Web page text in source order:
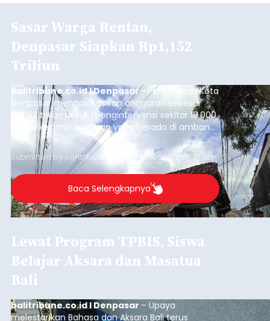
Sasar Warga Rentan,
Denpasar Siapkan Rp1,152
Triliun
balitribune.co.id I Denpasar - Pemerintah Kota
Denpasar mengalokasikan anggaran sebesar
Rp1,152 triliun untuk mengintervensi sekitar 18.000
warga kelompok rentan yang berada di ambang
garis kemiskinan. Langkah strategis ini diambil
guna menjaga masyarakat yang berada pada
kelompok desil 5 dan 6 tersebut agar tidak
merosot ke kategori miskin.
Submitted by contributor Thu, 08/06/2026 - 21:31
Baca Selengkapnya
Lewat Program TPBIS, Siswa
Belajar Aksara dan Masatua
Bali
balitribune.co.id I Denpasar – Upaya
melestarikan Bahasa dan Aksara Bali terus